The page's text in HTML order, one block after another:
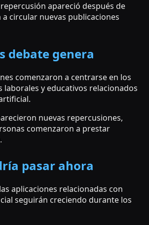
apareció después de
circular nuevas publicaciones
debate genera
comenzaron a centrarse en los
laborales y educativos relacionados
nuevas repercusiones,
comenzaron a prestar
pasar ahora
aplicaciones relacionadas con
seguirán creciendo durante los